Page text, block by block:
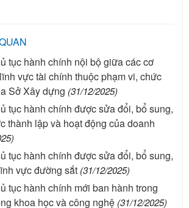
tục hành chính nội bộ giữa các cơ
vực tài chính thuộc phạm vi, chức
Sở Xây dựng (31/12/2025)
tục hành chính được sửa đổi, bổ sung,
thành lập và hoạt động của doanh
tục hành chính được sửa đổi, bổ sung,
vực đường sắt (31/12/2025)
tục hành chính mới ban hành trong
khoa học và công nghệ (31/12/2025)